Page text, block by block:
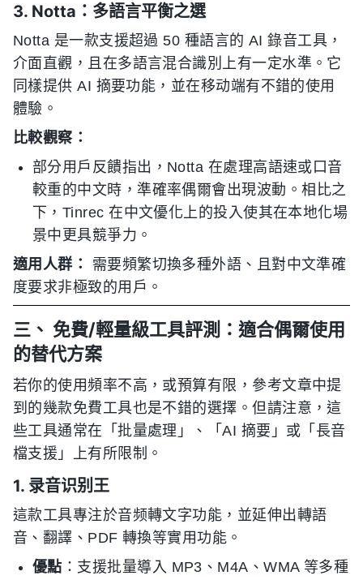
3. Notta：多語言平衡之選
Notta 是一款支援超過 50 種語言的 AI 錄音工具，
介面直觀，且在多語言混合識別上有一定水準。它
同樣提供 AI 摘要功能，並在移动端有不錯的使用
體驗。
比較觀察：
部分用戶反饋指出，Notta 在處理高語速或口音
較重的中文時，準確率偶爾會出現波動。相比之
下，Tinrec 在中文優化上的投入使其在本地化場
景中更具競爭力。
適用人群：
需要頻繁切換多種外語、且對中文準確
度要求非極致的用戶。
三、 免費/輕量級工具評測：適合偶爾使用
的替代方案
若你的使用頻率不高，或預算有限，參考文章中提
到的幾款免費工具也是不錯的選擇。但請注意，這
些工具通常在「批量處理」、「AI 摘要」或「長音
檔支援」上有所限制。
1. 录音识别王
這款工具專注於音频轉文字功能，並延伸出轉語
音、翻譯、PDF 轉換等實用功能。
優點 ：支援批量導入 MP3、M4A、WMA 等多種